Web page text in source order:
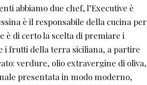
abbiamo due chef, l’Executive è
è il responsabile della cucina per
è di certo la scelta di premiare i
i frutti della terra siciliana, a partire
verdure, olio extravergine di oliva,
presentata in modo moderno,